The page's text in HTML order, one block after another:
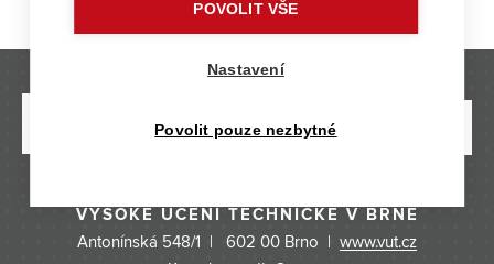
VYSOKÉ UČENÍ TECHNICKÉ V BRNĚ
Antonínská 548/1 | 602 00 Brno | www.vut.cz
POVOLIT VŠE
Nastavení
Povolit pouze nezbytné